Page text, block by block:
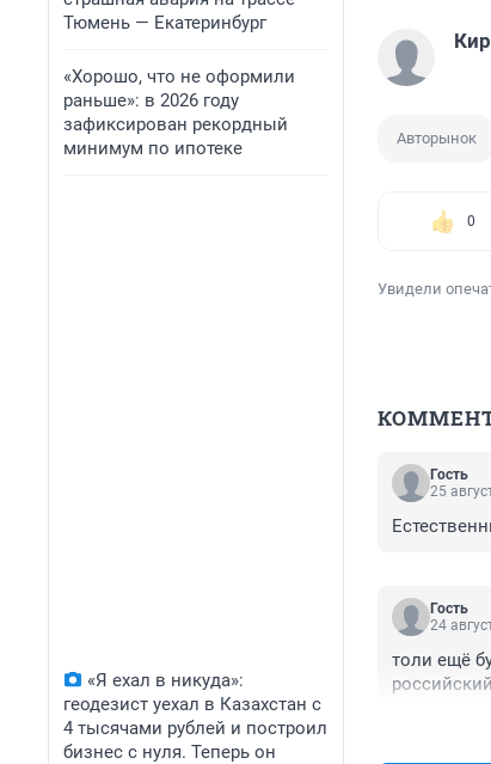
Тюмень — Екатеринбург
«Хорошо, что не оформили
раньше»: в 2026 году
зафиксирован рекордный
минимум по ипотеке
«Я ехал в никуда»:
геодезист уехал в Казахстан с
4 тысячами рублей и построил
бизнес с нуля. Теперь он
Авторынок
0
Увидели
Гость
25
Гость
24
толи ещё